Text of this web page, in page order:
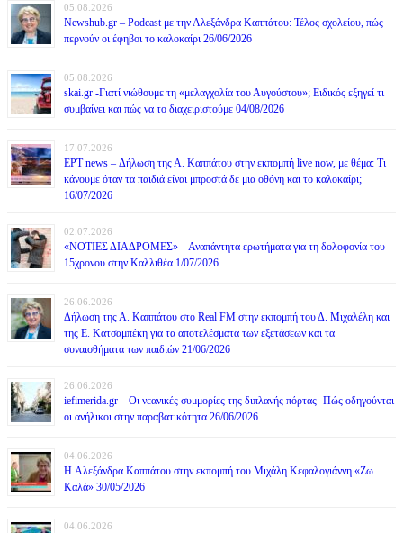
05.08.2026
Newshub.gr – Podcast με την Αλεξάνδρα Καππάτου: Τέλος σχολείου, πώς
περνούν οι έφηβοι το καλοκαίρι 26/06/2026
05.08.2026
skai.gr -Γιατί νιώθουμε τη «μελαγχολία του Αυγούστου»; Ειδικός εξηγεί τι
συμβαίνει και πώς να το διαχειριστούμε 04/08/2026
17.07.2026
ΕΡΤ news – Δήλωση της Α. Καππάτου στην εκπομπή live now, με θέμα: Τι
κάνουμε όταν τα παιδιά είναι μπροστά δε μια οθόνη και το καλοκαίρι;
16/07/2026
02.07.2026
«ΝΟΤΙΕΣ ΔΙΑΔΡΟΜΕΣ» – Αναπάντητα ερωτήματα για τη δολοφονία του
15χρονου στην Καλλιθέα 1/07/2026
26.06.2026
Δήλωση της Α. Καππάτου στο Real FM στην εκπομπή του Δ. Μιχαλέλη και
της Ε. Κατσαμπέκη για τα αποτελέσματα των εξετάσεων και τα
συναισθήματα των παιδιών 21/06/2026
26.06.2026
iefimerida.gr – Οι νεανικές συμμορίες της διπλανής πόρτας -Πώς οδηγούνται
οι ανήλικοι στην παραβατικότητα 26/06/2026
04.06.2026
H Αλεξάνδρα Καππάτου στην εκπομπή του Μιχάλη Κεφαλογιάννη «Ζω
Καλά» 30/05/2026
04.06.2026